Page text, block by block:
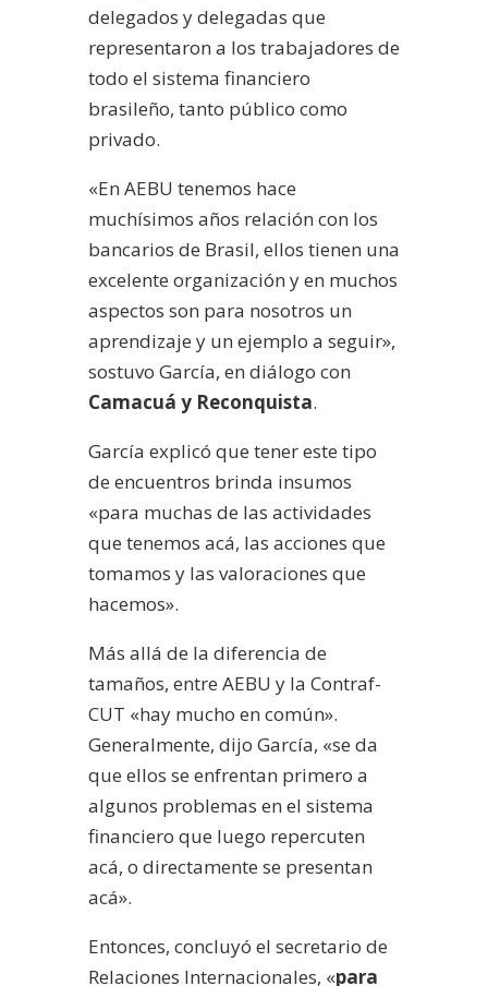
delegados y delegadas que
representaron a los trabajadores de
todo el sistema financiero
brasileño, tanto público como
privado.
«En AEBU tenemos hace
muchísimos años relación con los
bancarios de Brasil, ellos tienen una
excelente organización y en muchos
aspectos son para nosotros un
aprendizaje y un ejemplo a seguir»,
sostuvo García, en diálogo con
Camacuá y Reconquista.
García explicó que tener este tipo
de encuentros brinda insumos
«para muchas de las actividades
que tenemos acá, las acciones que
tomamos y las valoraciones que
hacemos».
Más allá de la diferencia de
tamaños, entre AEBU y la Contraf-
CUT «hay mucho en común».
Generalmente, dijo García, «se da
que ellos se enfrentan primero a
algunos problemas en el sistema
financiero que luego repercuten
acá, o directamente se presentan
acá».
Entonces, concluyó el secretario de
Relaciones Internacionales, «para